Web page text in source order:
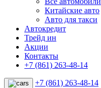
Китайские авто
Авто для такси
Автокредит
Трейд ин
Акции
Контакты
+7 (861) 263-48-14
+7 (861) 263-48-14